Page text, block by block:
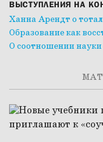
ВЫСТУПЛЕНИЯ НА
Ханна Арендт о
Образование как
О соотношении науки